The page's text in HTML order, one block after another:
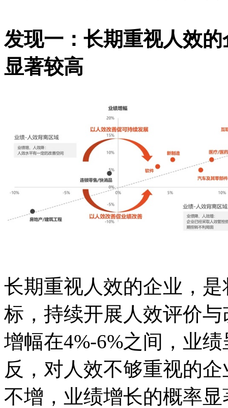
发现一：长期重视人效
显著较高
长期重视人效的企业，
标，持续开展人效评价
增幅在4%-6%之间，业
反，对人效不够重视的
不增，业绩增长的概率